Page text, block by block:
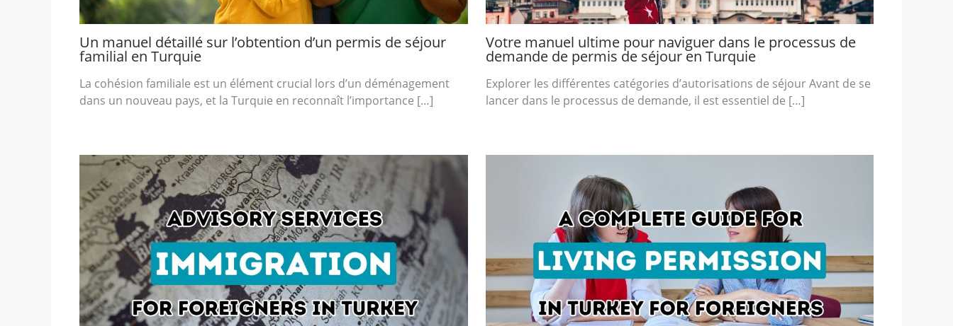
Un manuel détaillé sur l’obtention d’un permis de séjour
familial en Turquie
La cohésion familiale est un élément crucial lors d’un déménagement
dans un nouveau pays, et la Turquie en reconnaît l’importance […]
Votre manuel ultime pour naviguer dans le processus de
demande de permis de séjour en Turquie
Explorer les différentes catégories d’autorisations de séjour Avant de se
lancer dans le processus de demande, il est essentiel de […]